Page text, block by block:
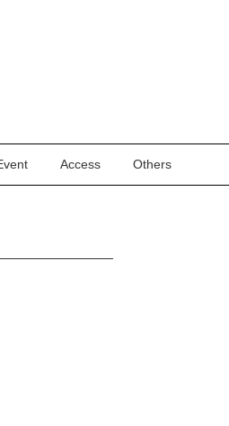
Access Others